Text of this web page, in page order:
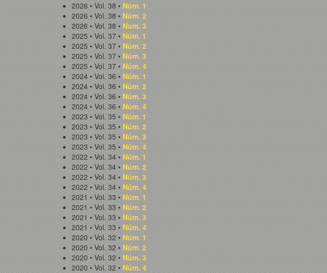
2026 • Vol. 38 • Núm. 1
2026 • Vol. 38 • Núm. 2
2026 • Vol. 38 • Num. 3
2025 • Vol. 37 • Núm. 1
2025 • Vol. 37 • Núm. 2
2025 • Vol. 37 • Núm. 3
2025 • Vol. 37 • Núm. 4
2024 • Vol. 36 • Núm. 1
2024 • Vol. 36 • Núm. 2
2024 • Vol. 36 • Núm. 3
2024 • Vol. 36 • Núm. 4
2023 • Vol. 35 • Núm. 1
2023 • Vol. 35 • Núm. 2
2023 • Vol. 35 • Núm. 3
2023 • Vol. 35 • Núm. 4
2022 • Vol. 34 • Núm. 1
2022 • Vol. 34 • Núm. 2
2022 • Vol. 34 • Núm. 3
2022 • Vol. 34 • Núm. 4
2021 • Vol. 33 • Núm. 1
2021 • Vol. 33 • Núm. 2
2021 • Vol. 33 • Núm. 3
2021 • Vol. 33 • Núm. 4
2020 • Vol. 32 • Núm. 1
2020 • Vol. 32 • Núm. 2
2020 • Vol. 32 • Núm. 3
2020 • Vol. 32 • Núm. 4